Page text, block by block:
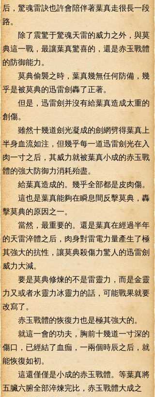
后，驚魂雷訣也許會陪伴著葉真走很長一段
路。
除了震驚于驚魂天雷的威力之外，與莫
典這一戰，最讓葉真驚喜的，還是赤玉戰體
的防御能力。
莫典偷襲之時，葉真幾無任何防備，幾
乎是被莫典的迅雷劍轟了正著。
但是，迅雷劍并沒有給葉真造成太重的
創傷。
雖然十幾道劍光凝成的劍網劈得葉真上
半身血流如注，但幾乎每一道迅雷劍光在入
肉一寸之后，其威力就被葉真小成的赤玉戰
體的強大防御力消耗殆盡。
給葉真造成的。幾乎全部都是皮肉傷。
這也是葉真能夠在瞬息間反擊莫典，轟
擊莫典的原因之一。
當然，最重要的。還是葉真在經過半年
的天雷淬體之后，肉身對雷電力量產生了極
其強大的抗性，讓莫典殺傷力驚人的迅雷劍
威力大減。
要是莫典修煉的不是雷靈力，而是金靈
力又或者水靈力冰靈力的話，可能戰果就要
改寫了。
赤玉戰體的恢復力也是極其強大的。
就這一會的功夫，胸前十幾道一寸深的
傷口，已經結了血痂，一兩個時辰之后，就
能恢復如初。
這還僅僅是小成的赤玉戰體。等葉真將
五臟六腑全部淬煉完比，赤玉戰體大成之